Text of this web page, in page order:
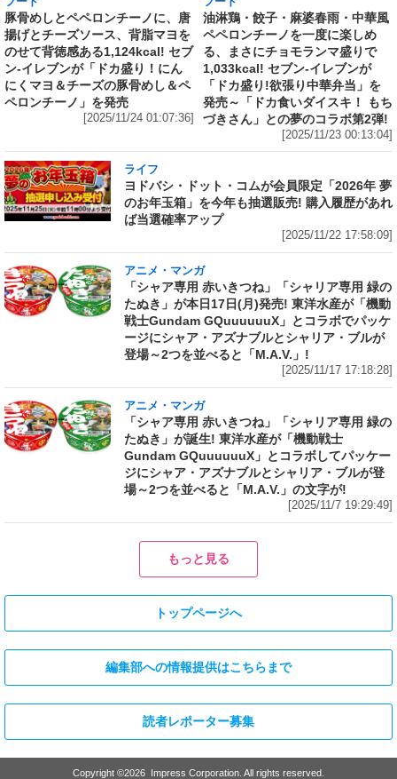
豚骨めしとペペロンチーノに、唐
揚げとチーズソース、背脂マヨを
のせて背徳感ある1,124kcal! セブ
ン‐イレブンが「ドカ盛り！にん
にくマヨ＆チーズの豚骨めし＆ペ
ペロンチーノ」を発売
[2025/11/24 01:07:36]
油淋鶏・餃子・麻婆春雨・中華風
ペペロンチーノを一度に楽しめ
る、まさにチョモランマ盛りで
1,033kcal! セブン‐イレブンが
「ドカ盛り!欲張り中華弁当」を
発売～「ドカ食いダイスキ！ もち
づきさん」との夢のコラボ第2弾!
[2025/11/23 00:13:04]
ライフ
ヨドバシ・ドット・コムが会員限定「2026年 夢
のお年玉箱」を今年も抽選販売! 購入履歴があれ
ば当選確率アップ
[2025/11/22 17:58:09]
アニメ・マンガ
「シャア専用 赤いきつね」「シャリア専用 緑の
たぬき」が本日17日(月)発売! 東洋水産が「機動
戦士Gundam GQuuuuuuX」とコラボでパッケ
ージにシャア・アズナブルとシャリア・ブルが
登場～2つを並べると「M.A.V.」!
[2025/11/17 17:18:28]
アニメ・マンガ
「シャア専用 赤いきつね」「シャリア専用 緑の
たぬき」が誕生! 東洋水産が「機動戦士
Gundam GQuuuuuuX」とコラボしてパッケー
ジにシャア・アズナブルとシャリア・ブルが登
場～2つを並べると「M.A.V.」の文字が!
[2025/11/7 19:29:49]
もっと見る
トップページへ
編集部への情報提供はこちらまで
読者レポーター募集
Copyright ©2026 Impress Corporation. All rights reserved.